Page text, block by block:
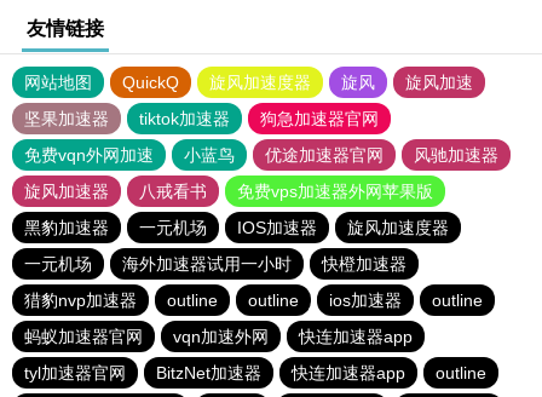
友情链接
网站地图 QuickQ 旋风加速度器 旋风
旋风加速
坚果加速器
tiktok加速器
狗急加速器官网
免费vqn外网加速
小蓝鸟 优途加速器官网
风驰加速器
旋风加速器
八戒看书
免费vps加速器外网苹果版
黑豹加速器
一元机场 IOS加速器
旋风加速度器
一元机场
海外加速器试用一小时
快橙加速器
猎豹nvp加速器
outline outline ios加速器
outline
蚂蚁加速器官网
vqn加速外网
快连加速器app
tyl加速器官网
BitzNet加速器 快连加速器app outline